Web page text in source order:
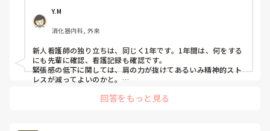
Y.M
消化器内科, 外来
新人看護師の独り立ちは、同じく1年です。1年間は、何をする
にも先輩に確認、看護記録も確認です。
緊張感の低下に関しては、肩の力が抜けてあるいみ精神的スト
レスが減ってよいのかと。
目が離れた時に、相当苦労すると思います…。
回答をもっと見る